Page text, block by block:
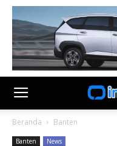
Beranda Banten
Banten News